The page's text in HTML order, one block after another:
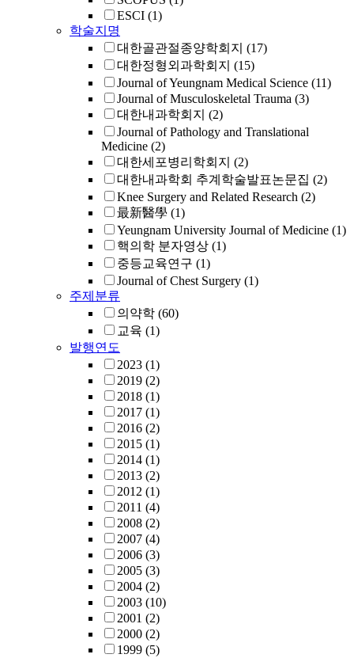
ESCI (1)
학술지명
대한골관절종양학회지 (17)
대한정형외과학회지 (15)
Journal of Yeungnam Medical Science (11)
Journal of Musculoskeletal Trauma (3)
대한내과학회지 (2)
Journal of Pathology and Translational
Medicine (2)
대한세포병리학회지 (2)
대한내과학회 추계학술발표논문집 (2)
Knee Surgery and Related Research (2)
最新醫學 (1)
Yeungnam University Journal of Medicine (1)
핵의학 분자영상 (1)
중등교육연구 (1)
Journal of Chest Surgery (1)
주제분류
의약학 (60)
교육 (1)
발행연도
2023 (1)
2019 (2)
2018 (1)
2017 (1)
2016 (2)
2015 (1)
2014 (1)
2013 (2)
2012 (1)
2011 (4)
2008 (2)
2007 (4)
2006 (3)
2005 (3)
2004 (2)
2003 (10)
2001 (2)
2000 (2)
1999 (5)